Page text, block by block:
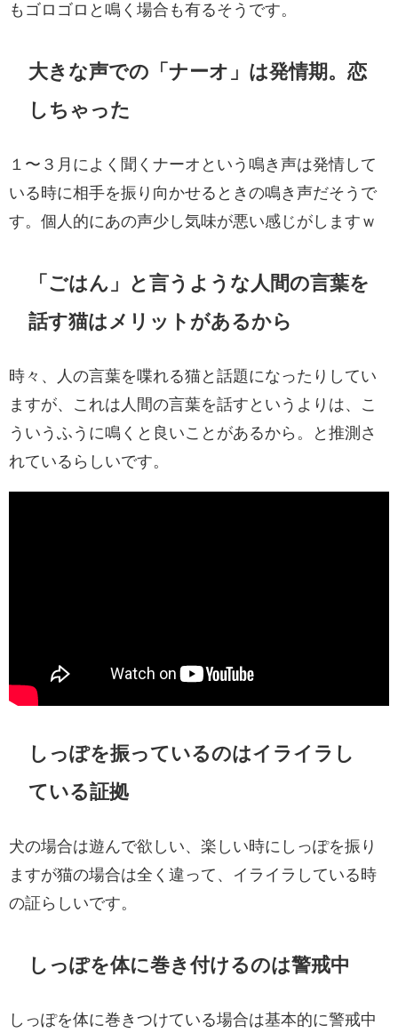
もゴロゴロと鳴く場合も有るそうです。
大きな声での「ナーオ」は発情期。恋
しちゃった
１〜３月によく聞くナーオという鳴き声は発情して
いる時に相手を振り向かせるときの鳴き声だそうで
す。個人的にあの声少し気味が悪い感じがしますｗ
「ごはん」と言うような人間の言葉を
話す猫はメリットがあるから
時々、人の言葉を喋れる猫と話題になったりしてい
ますが、これは人間の言葉を話すというよりは、こ
ういうふうに鳴くと良いことがあるから。と推測さ
れているらしいです。
しっぽを振っているのはイライラし
ている証拠
犬の場合は遊んで欲しい、楽しい時にしっぽを振り
ますが猫の場合は全く違って、イライラしている時
の証らしいです。
しっぽを体に巻き付けるのは警戒中
しっぽを体に巻きつけている場合は基本的に警戒中